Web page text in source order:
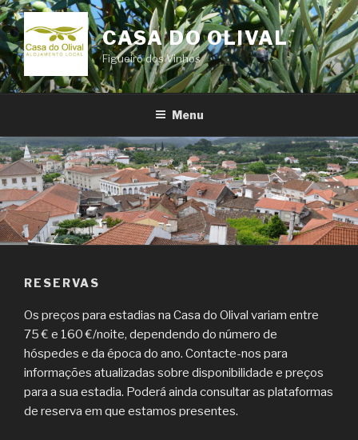
Saltar
para
o
conteúdo
CASA DO OLIVAL
Figueiró dos Vinhos
Menu
RESERVAS
Os preços para estadias na Casa do Olival variam entre
75 € e 160 €/noite, dependendo do número de
hóspedes e da época do ano. Contacte-nos para
informações atualizadas sobre disponibilidade e preços
para a sua estadia. Poderá ainda consultar as plataformas
de reserva em que estamos presentes.